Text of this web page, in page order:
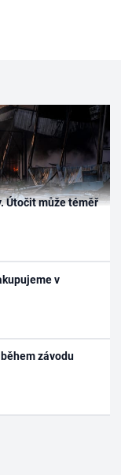
Útočit může téměř
v
závodu